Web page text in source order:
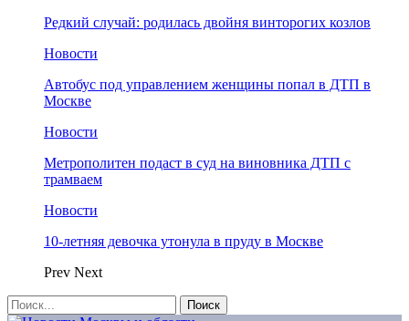
Редкий случай: родилась двойня винторогих козлов
Новости
Автобус под управлением женщины попал в ДТП в
Москве
Новости
Метрополитен подаст в суд на виновника ДТП с
трамваем
Новости
10-летняя девочка утонула в пруду в Москве
Prev Next